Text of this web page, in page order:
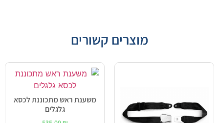
מוצרים קשורים
משענת ראש מתכוננת לכסא
גלגלים